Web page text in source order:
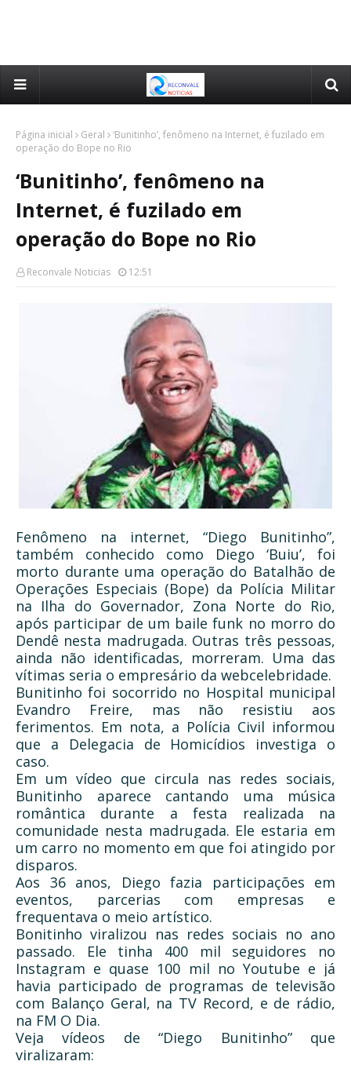
Página inicial Geral
‘Bunitinho’, fenômeno na Internet, é fuzilado em
operação do Bope no Rio
‘Bunitinho’, fenômeno na
Internet, é fuzilado em
operação do Bope no Rio
Reconvale Noticias 12:51
Fenômeno na internet, “Diego Bunitinho”,
também conhecido como Diego ‘Buiu’, foi
morto durante uma operação do Batalhão de
Operações Especiais (Bope) da Polícia Militar
na Ilha do Governador, Zona Norte do Rio,
após participar de um baile funk no morro do
Dendê nesta madrugada. Outras três pessoas,
ainda não identificadas, morreram. Uma das
vítimas seria o empresário da webcelebridade.
Bunitinho foi socorrido no Hospital municipal
Evandro Freire, mas não resistiu aos
ferimentos. Em nota, a Polícia Civil informou
que a Delegacia de Homicídios investiga o
caso.
Em um vídeo que circula nas redes sociais,
Bunitinho aparece cantando uma música
romântica durante a festa realizada na
comunidade nesta madrugada. Ele estaria em
um carro no momento em que foi atingido por
disparos.
Aos 36 anos, Diego fazia participações em
eventos, parcerias com empresas e
frequentava o meio artístico.
Bonitinho viralizou nas redes sociais no ano
passado. Ele tinha 400 mil seguidores no
Instagram e quase 100 mil no Youtube e já
havia participado de programas de televisão
com Balanço Geral, na TV Record, e de rádio,
na FM O Dia.
Veja vídeos de “Diego Bunitinho” que
viralizaram: